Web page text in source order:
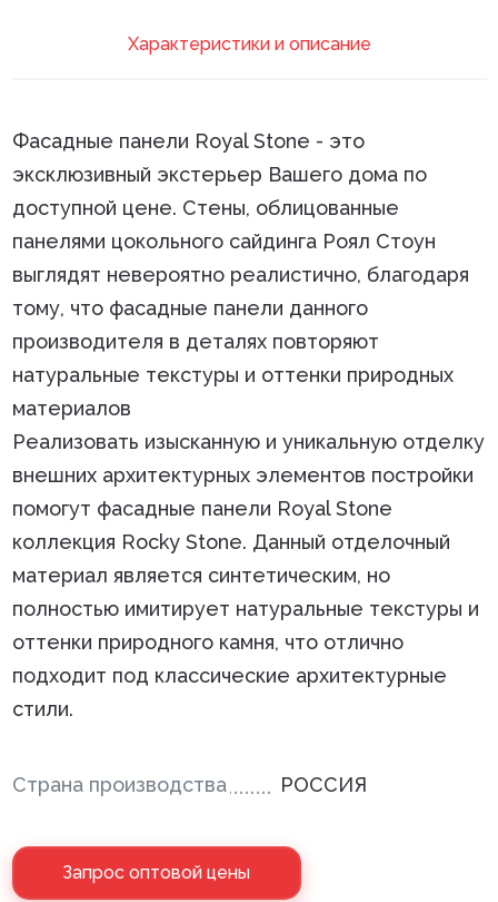
Xарактеристики и описание
Фасадные панели Royal Stone - это
эксклюзивный экстерьер Вашего дома по
доступной цене. Стены, облицованные
панелями цокольного сайдинга Роял Стоун
выглядят невероятно реалистично, благодаря
тому, что фасадные панели данного
производителя в деталях повторяют
натуральные текстуры и оттенки природных
материалов
Реализовать изысканную и уникальную отделку
внешних архитектурных элементов постройки
помогут фасадные панели Royal Stone
коллекция Rocky Stone. Данный отделочный
материал является синтетическим, но
полностью имитирует натуральные текстуры и
оттенки природного камня, что отлично
подходит под классические архитектурные
стили.
Страна производства РОССИЯ
Запрос оптовой цены